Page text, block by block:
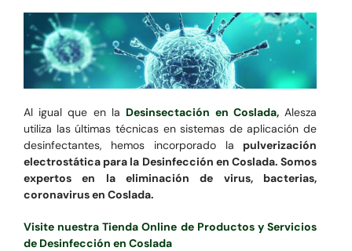
Al igual que en la Desinsectación en Coslada,Alesza
utiliza las últimas técnicas en sistemas de aplicación de
desinfectantes, hemos incorporado la pulverización
electrostática para la Desinfección en Coslada. Somos
expertos en la eliminación de virus, bacterias,
coronavirus en Coslada.
Visite nuestra Tienda Online de Productos y Servicios
de Desinfección en Coslada